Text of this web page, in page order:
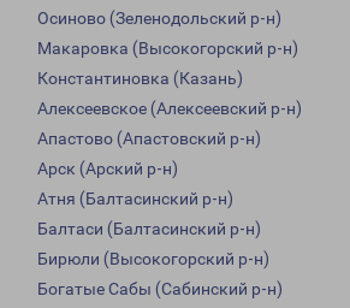
Осиново (Зеленодольский р-н)
Макаровка (Высокогорский р-н)
Константиновка (Казань)
Алексеевское (Алексеевский р-н)
Апастово (Апастовский р-н)
Арск (Арский р-н)
Атня (Балтасинский р-н)
Балтаси (Балтасинский р-н)
Бирюли (Высокогорский р-н)
Богатые Сабы (Сабинский р-н)